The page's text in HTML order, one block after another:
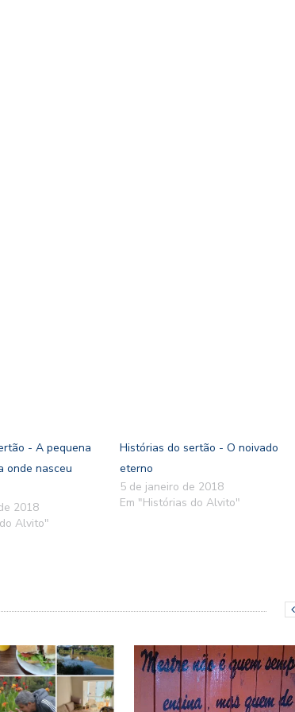
- A pequena
onde nasceu
2018
Alvito"
Histórias do sertão - O noivado
eterno
5 de janeiro de 2018
Em "Histórias do Alvito"